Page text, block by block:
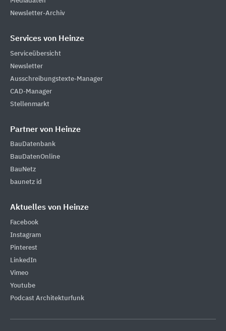
Newsletter-Archiv
Services von Heinze
Serviceübersicht
Newsletter
Ausschreibungstexte-Manager
CAD-Manager
Stellenmarkt
Partner von Heinze
BauDatenbank
BauDatenOnline
BauNetz
baunetz id
Aktuelles von Heinze
Facebook
Instagram
Pinterest
LinkedIn
Vimeo
Youtube
Podcast Architekturfunk